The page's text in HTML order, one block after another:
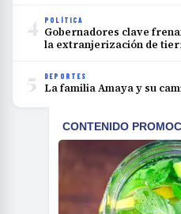
4 POLÍTICA
Gobernadores clave
la extranjerización de
5 DEPORTES
La familia Amaya y su